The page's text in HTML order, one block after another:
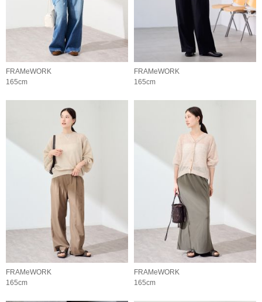
FRAMeWORK
165cm
FRAMeWORK
165cm
FRAMeWORK
165cm
FRAMeWORK
165cm